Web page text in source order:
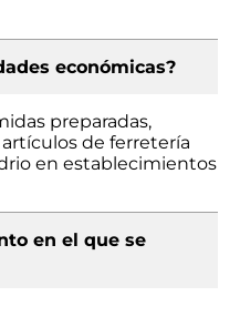
económicas?
preparadas,
de ferretería
en establecimientos
en el que se